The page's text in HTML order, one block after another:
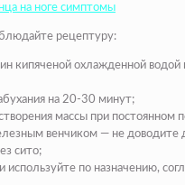
на ноге симптомы
рецептуру:
кипяченой охлажденной водой
на 20-30 минут;
массы при постоянном
венчиком — не доводите
сито;
используйте по назначению,